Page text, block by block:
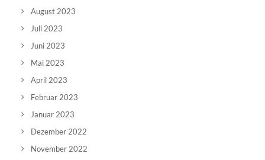
August 2023
Juli 2023
Juni 2023
Mai 2023
April 2023
Februar 2023
Januar 2023
Dezember 2022
November 2022